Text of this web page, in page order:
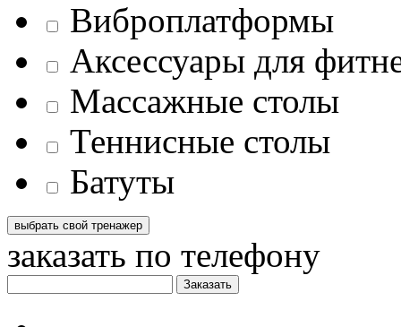
Виброплатформы
Аксессуары для
Массажные столы
Теннисные столы
Батуты
заказать по телефону